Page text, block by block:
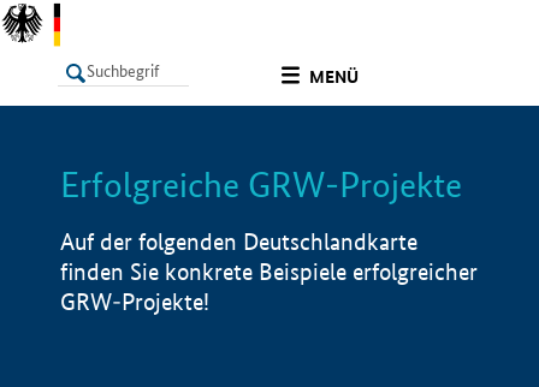
MENÜ
LISTE Info
Erfolgreiche GRW-Projekte
Auf der folgenden Deutschlandkarte
finden Sie konkrete Beispiele erfolgreicher
GRW-Projekte!